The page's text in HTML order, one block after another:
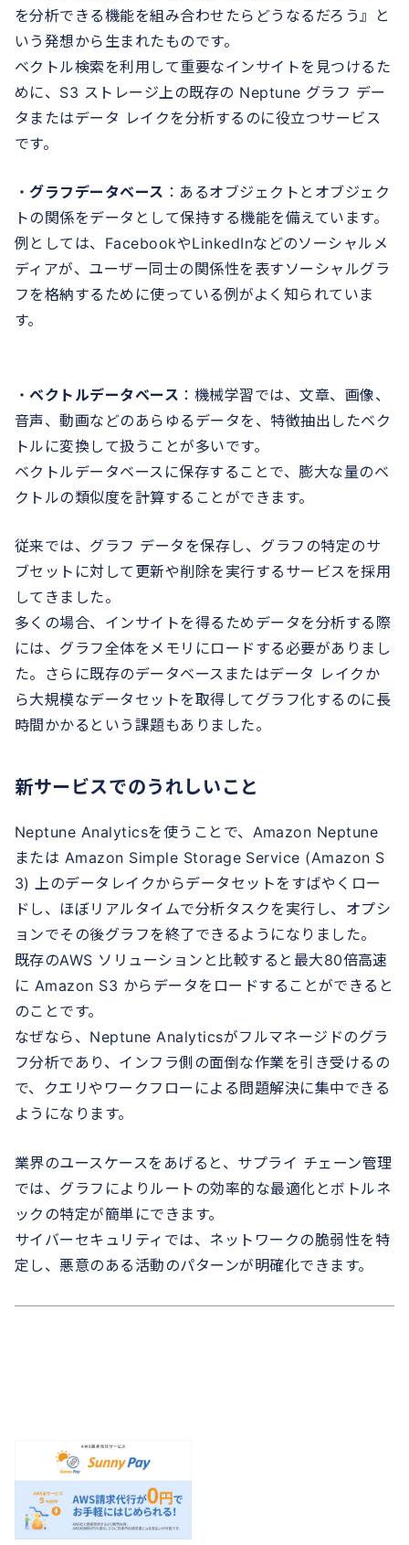
を分析できる機能を組み合わせたらどうなるだろう』と
いう発想から生まれたものです。
ベクトル検索を利用して重要なインサイトを見つけるた
めに、S3 ストレージ上の既存の Neptune グラフ デー
タまたはデータ レイクを分析するのに役立つサービス
です。
・ グラフデータベース ：あるオブジェクトとオブジェク
トの関係をデータとして保持する機能を備えています。
例としては、FacebookやLinkedInなどのソーシャルメ
ディアが、ユーザー同士の関係性を表すソーシャルグラ
フを格納するために使っている例がよく知られていま
す。
・ベクトルデータベース ：機械学習では、文章、画像、
音声、動画などのあらゆるデータを、特徴抽出したベク
トルに変換して扱うことが多いです。
ベクトルデータベースに保存することで、膨大な量のベ
クトルの類似度を計算することができます。
従来では、グラフ データを保存し、グラフの特定のサ
ブセットに対して更新や削除を実行するサービスを採用
してきました。
多くの場合、インサイトを得るためデータを分析する際
には、グラフ全体をメモリにロードする必要がありまし
た。さらに既存のデータベースまたはデータ レイクか
ら大規模なデータセットを取得してグラフ化するのに長
時間かかるという課題もありました。
新サービスでのうれしいこと
Neptune Analyticsを使うことで、Amazon Neptune
または Amazon Simple Storage Service (Amazon S
3) 上のデータレイクからデータセットをすばやくロー
ドし、ほぼリアルタイムで分析タスクを実行し、オプシ
ョンでその後グラフを終了できるようになりました。
既存のAWS ソリューションと比較すると最大80倍高速
に Amazon S3 からデータをロードすることができると
のことです。
なぜなら、Neptune Analyticsがフルマネージドのグラ
フ分析であり、インフラ側の面倒な作業を引き受けるの
で、クエリやワークフローによる問題解決に集中できる
ようになります。
業界のユースケースをあげると、サプライ チェーン管理
では、グラフによりルートの効率的な最適化とボトルネ
ックの特定が簡単にできます。
サイバーセキュリティでは、ネットワークの脆弱性を特
定し、悪意のある活動のパターンが明確化できます。